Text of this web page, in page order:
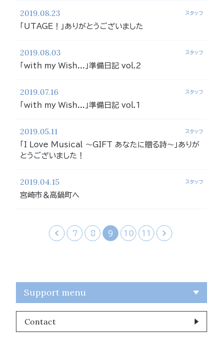
2019.08.23 スタッフ
「UTAGE！」ありがとうございました
2019.08.03 スタッフ
「with my Wish...」準備日記 vol.2
2019.07.16 スタッフ
「with my Wish...」準備日記 vol.1
2019.05.11 スタッフ
「I Love Musical 〜GIFT あなたに贈る詩〜」ありが
とうございました！
2019.04.15 スタッフ
宮崎市＆高鍋町へ
‹ 7 8 9 10 11 ›
Support menu
Contact